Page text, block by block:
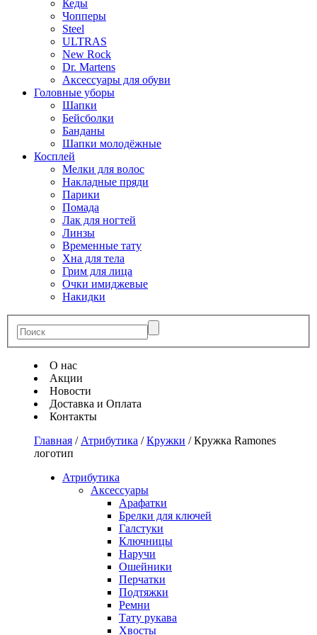
Кеды
Чопперы
Steel
ULTRAS
New Rock
Dr. Martens
Аксессуары для обуви
Головные уборы
Шапки
Бейсболки
Банданы
Шапки молодёжные
Косплей
Мелки для волос
Накладные пряди
Парики
Помада
Лак для ногтей
Линзы
Временные тату
Хна для тела
Грим для лица
Очки имиджевые
Накидки
О нас
Акции
Новости
Доставка и Оплата
Контакты
Главная / Атрибутика /Кружки /Кружка Ramones
логотип
Атрибутика
Аксессуары
Арафатки
Брелки для ключей
Галстуки
Ключницы
Наручи
Ошейники
Перчатки
Подтяжки
Ремни
Тату рукава
Хвосты